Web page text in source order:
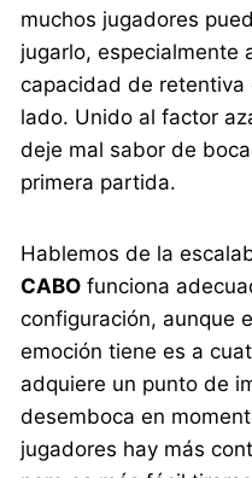
muchos jugadores
jugarlo, especialmente
capacidad de retentiva
lado. Unido al factor
deje mal sabor de
primera partida.
Hablemos de la
CABO funciona
configuración, aunque
emoción tiene es a
adquiere un punto de
desemboca en
jugadores hay más